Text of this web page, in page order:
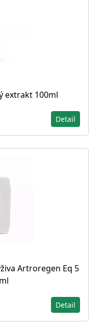
extrakt 100ml
Detail
Artroregen Eq 5
Detail